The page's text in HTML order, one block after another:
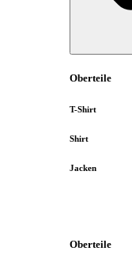
Oberteile
T-Shirt
Shirt
Jacken
Oberteile